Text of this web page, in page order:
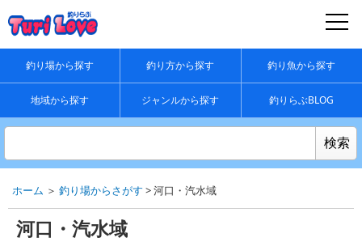
釣り場から探す 釣り方から探す 釣り魚から探す
地域から探す ジャンルから探す 釣りらぶBLOG
ホーム ＞ 釣り場からさがす > 河口・汽水域
河口・汽水域